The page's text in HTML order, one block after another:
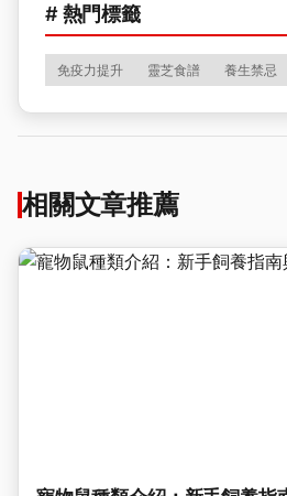
# 熱門標籤
免疫力提升 靈芝食譜 養生禁忌
相關文章推薦